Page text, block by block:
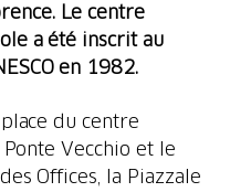
Le centre
a été inscrit au
en 1982.
du centre
Vecchio et le
Offices, la Piazzale